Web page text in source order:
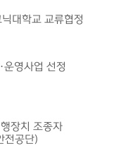
대학교 교류협정
영사업 선정
장치 조종자
전공단)